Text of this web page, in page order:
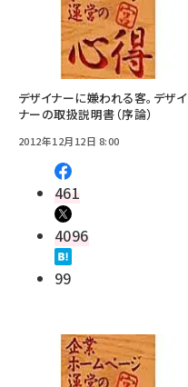
デザイナーに嫌われる客。デザイ
ナーの取扱説明書（序論）
2012年12月12日 8:00
461
4096
99